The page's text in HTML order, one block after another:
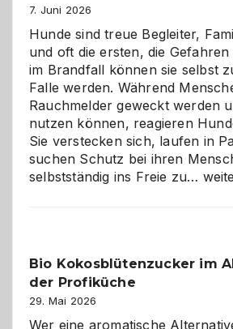
7. Juni 2026
Hunde sind treue Begleiter,
und oft die ersten, die
im Brandfall können sie selbst
Falle werden. Während
Rauchmelder geweckt werden
nutzen können, reagieren
Sie verstecken sich, laufen in
suchen Schutz bei ihren
selbstständig ins Freie zu…
für
Bio Kokosblütenzucker im
der Profiküche
29. Mai 2026
Wer eine aromatische